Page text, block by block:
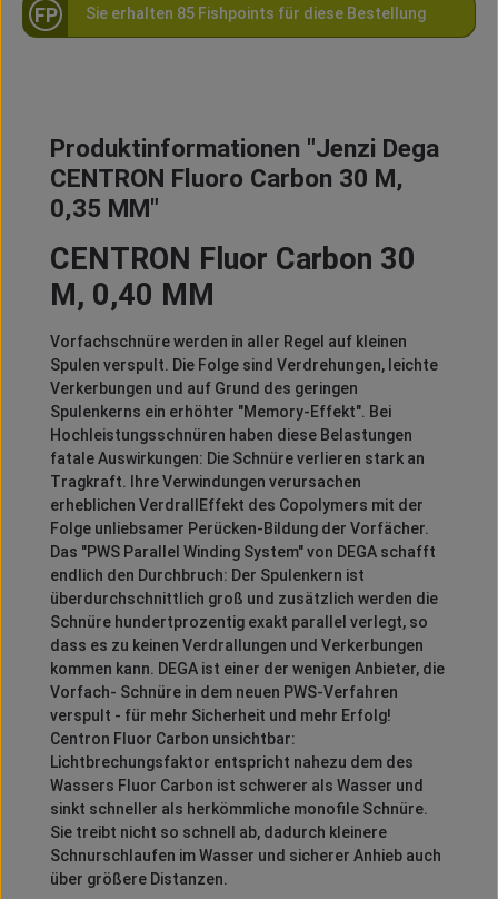
FP Sie erhalten 85 Fishpoints für diese Bestellung
Produktinformationen "Jenzi Dega
CENTRON Fluoro Carbon 30 M,
0,35 MM"
CENTRON Fluor Carbon 30
M, 0,40 MM
Vorfachschnüre werden in aller Regel auf kleinen
Spulen verspult. Die Folge sind Verdrehungen, leichte
Verkerbungen und auf Grund des geringen
Spulenkerns ein erhöhter "Memory-Effekt". Bei
Hochleistungsschnüren haben diese Belastungen
fatale Auswirkungen: Die Schnüre verlieren stark an
Tragkraft. Ihre Verwindungen verursachen
erheblichen VerdrallEffekt des Copolymers mit der
Folge unliebsamer Perücken-Bildung der Vorfächer.
Das "PWS Parallel Winding System" von DEGA schafft
endlich den Durchbruch: Der Spulenkern ist
überdurchschnittlich groß und zusätzlich werden die
Schnüre hundertprozentig exakt parallel verlegt, so
dass es zu keinen Verdrallungen und Verkerbungen
kommen kann. DEGA ist einer der wenigen Anbieter, die
Vorfach- Schnüre in dem neuen PWS-Verfahren
verspult - für mehr Sicherheit und mehr Erfolg!
Centron Fluor Carbon unsichtbar:
Lichtbrechungsfaktor entspricht nahezu dem des
Wassers Fluor Carbon ist schwerer als Wasser und
sinkt schneller als herkömmliche monofile Schnüre.
Sie treibt nicht so schnell ab, dadurch kleinere
Schnurschlaufen im Wasser und sicherer Anhieb auch
über größere Distanzen.